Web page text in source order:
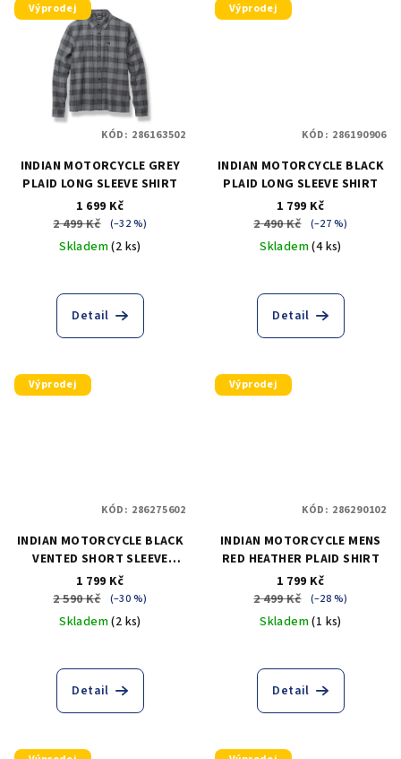
Výprodej
INDIAN MOTORCYCLE GREY
PLAID LONG SLEEVE SHIRT
1 699 Kč
2 499 Kč
(–32 %)
Skladem(2 ks)
Detail
KÓD: 286163502
Výprodej
INDIAN MOTORCYCLE BLACK
PLAID LONG SLEEVE SHIRT
1 799 Kč
2 490 Kč
(–27 %)
Skladem(4 ks)
Detail
KÓD: 286190906
Výprodej
INDIAN MOTORCYCLE BLACK
VENTED SHORT SLEEVE
SHIRT
1 799 Kč
2 590 Kč
(–30 %)
Skladem(2 ks)
Detail
KÓD: 286275602
Výprodej
INDIAN MOTORCYCLE MENS
RED HEATHER PLAID SHIRT
1 799 Kč
2 499 Kč
(–28 %)
Skladem(1 ks)
Detail
KÓD: 286290102